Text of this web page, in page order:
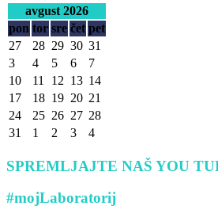
avgust 2026
pon tor sre čet pet
27
28 29 30 31
3
4 5 6
7
10
11 12 13 14
17
18 19 20 21
24
25 26 27 28
31
1 2 3 4
SPREMLJAJTE NAŠ YOU
#mojLaboratorij